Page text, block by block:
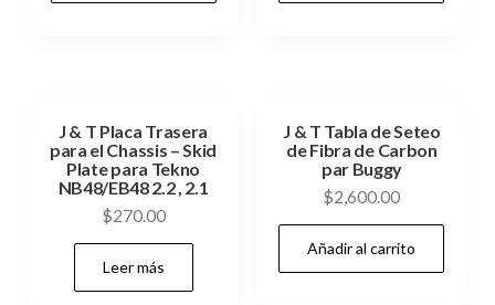
era:
es:
J & T Placa Trasera
para el Chassis – Skid
Plate para Tekno
NB48/EB48 2.2 , 2.1
$270.00
Leer más
J & T Tabla de Seteo
de Fibra de Carbon
par Buggy
$2,600.00
Añadir al carrito